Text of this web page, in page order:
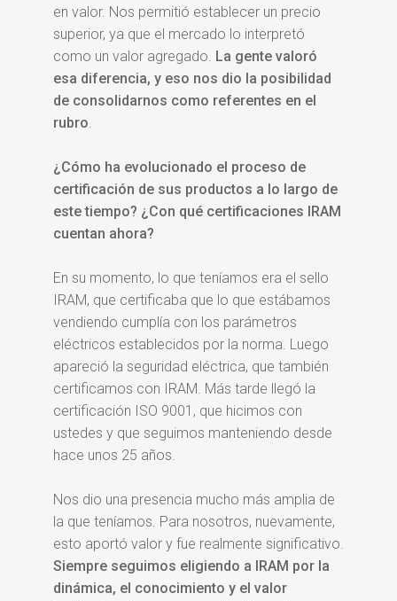
en valor. Nos permitió establecer un precio
superior, ya que el mercado lo interpretó
como un valor agregado. La gente valoró
esa diferencia, y eso nos dio la posibilidad
de consolidarnos como referentes en el
rubro.
¿Cómo ha evolucionado el proceso de
certificación de sus productos a lo largo de
este tiempo? ¿Con qué certificaciones IRAM
cuentan ahora?
En su momento, lo que teníamos era el sello
IRAM, que certificaba que lo que estábamos
vendiendo cumplía con los parámetros
eléctricos establecidos por la norma. Luego
apareció la seguridad eléctrica, que también
certificamos con IRAM. Más tarde llegó la
certificación ISO 9001, que hicimos con
ustedes y que seguimos manteniendo desde
hace unos 25 años.
Nos dio una presencia mucho más amplia de
la que teníamos. Para nosotros, nuevamente,
esto aportó valor y fue realmente significativo.
Siempre seguimos eligiendo a IRAM por la
dinámica, el conocimiento y el valor